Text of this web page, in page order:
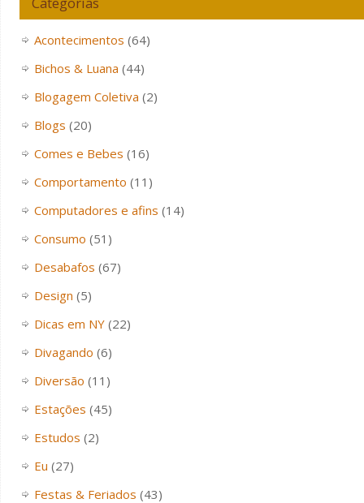
Acontecimentos (64)
Bichos & Luana (44)
Blogagem Coletiva (2)
Blogs (20)
Comes e Bebes (16)
Comportamento (11)
Computadores e afins (14)
Consumo (51)
Desabafos (67)
Design (5)
Dicas em NY(22)
Divagando (6)
Diversão (11)
Estações (45)
Estudos (2)
Eu (27)
Festas & Feriados (43)